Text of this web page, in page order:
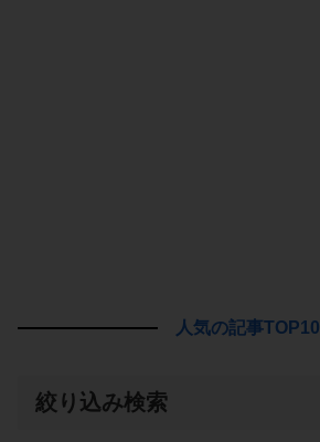
人気の記事TOP10
絞り込み検索